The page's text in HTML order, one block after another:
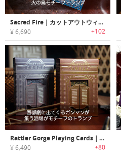
Sacred Fire｜カットアウトウィンドウ付きのタックボックスに入った火の鳥モチーフトランプ
¥ 6,690 +102
Rattler Gorge Playing Cards｜西部劇に出てくるガンマンが集う酒場がモチーフのトランプ
¥ 6,490 +80